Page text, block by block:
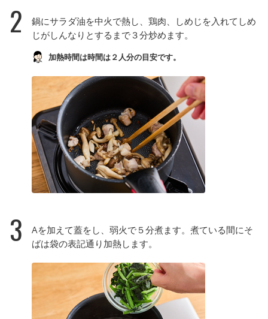
2
鍋にサラダ油を中火で熱し、鶏肉、しめじを入れてしめ
じがしんなりとするまで３分炒めます。
加熱時間は時間は２人分の目安です。
3
Aを加えて蓋をし、弱火で５分煮ます。煮ている間にそ
ばは袋の表記通り加熱します。